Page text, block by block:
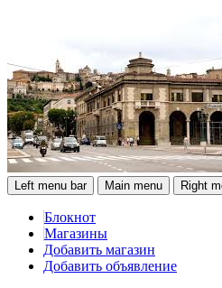
Left menu bar Main menu Right
Блокнот
Магазины
Добавить магазин
Добавить объявление